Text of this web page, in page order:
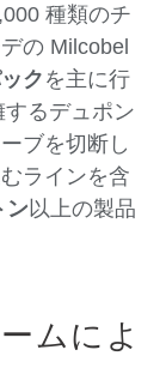
種類のチ
の Milcobel
ク を主に行
るデュポン
ブを切断し
ラインを含
ン 以上の製品
ムによ